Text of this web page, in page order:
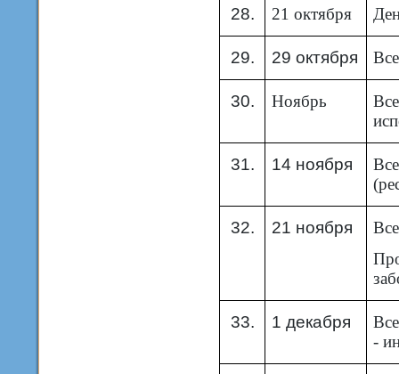
28. 21 октября
29. 29 октября
30. Ноябрь
31. 14 ноября
32. 21 ноября
33. 1 декабря
-